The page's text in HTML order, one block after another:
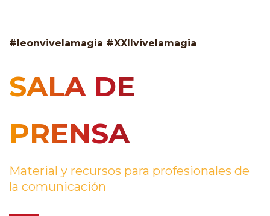
#leonvivelamagia #XXIIvivelamagia
SALA DE
PRENSA
Material y recursos para profesionales de
la comunicación